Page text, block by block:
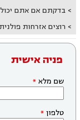
בדקתם אם אתם
רוצים אזרחות
פניה אישית
שם מלא
טלפון